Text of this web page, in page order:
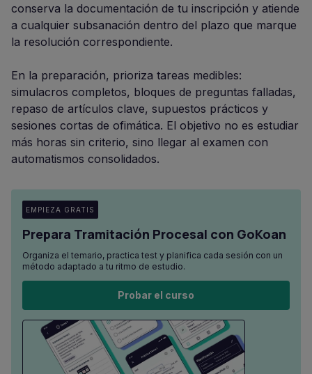
conserva la documentación de tu inscripción y atiende
a cualquier subsanación dentro del plazo que marque
la resolución correspondiente.
En la preparación, prioriza tareas medibles:
simulacros completos, bloques de preguntas falladas,
repaso de artículos clave, supuestos prácticos y
sesiones cortas de ofimática. El objetivo no es estudiar
más horas sin criterio, sino llegar al examen con
automatismos consolidados.
EMPIEZA GRATIS
Prepara Tramitación Procesal con GoKoan
Organiza el temario, practica test y planifica cada sesión con un
método adaptado a tu ritmo de estudio.
Probar el curso